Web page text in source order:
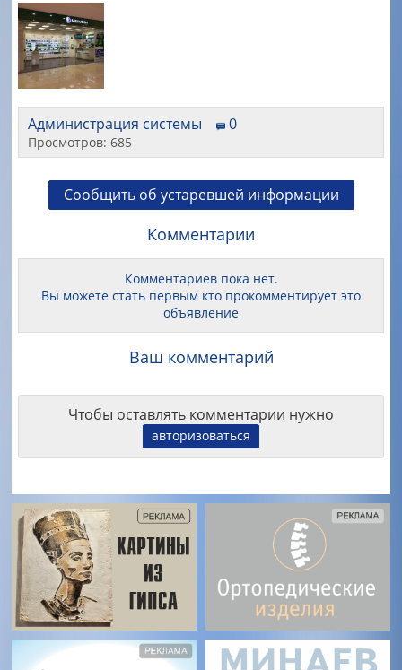
Администрация системы 0
Просмотров: 685
Сообщить об устаревшей информации
Комментарии
Комментариев пока нет.
Вы можете стать первым кто прокомментирует это
объявление
Ваш комментарий
Чтобы оставлять комментарии нужно
авторизоваться